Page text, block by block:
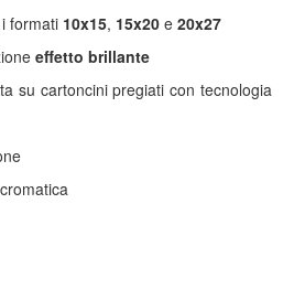
formati 10x15, 15x20 e 20x27
effetto brillante
su cartoncini pregiati con tecnologia